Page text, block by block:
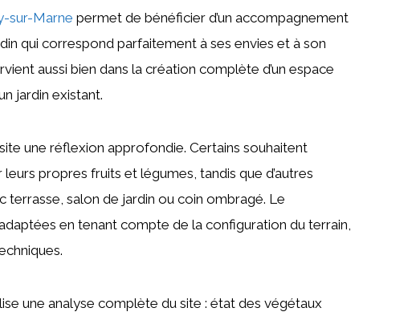
sur-Marne permet de bénéficier d’un accompagnement
qui correspond parfaitement à ses envies et à son
aussi bien dans la création complète d’un espace
jardin existant.
une réflexion approfondie. Certains souhaitent
propres fruits et légumes, tandis que d’autres
terrasse, salon de jardin ou coin ombragé. Le
en tenant compte de la configuration du terrain,
une analyse complète du site : état des végétaux